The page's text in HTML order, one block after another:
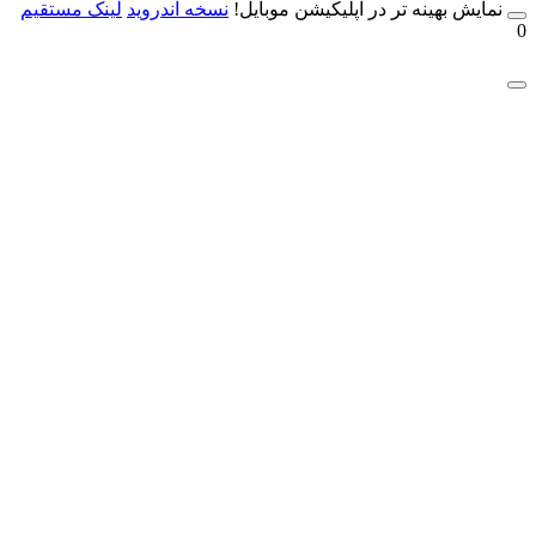
بهینه تر در اپلیکیشن موبایل!نسخه آندروید لینک مستقیم